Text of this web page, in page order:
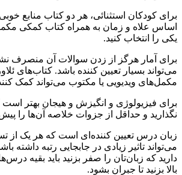
برای کودکان استثنائی، هر دو کتاب منابع
اساس علاه و زمان به همراه کتاب کمکی
یکی را انتخاب کنید.
برای آمار هرگز از زدن سوالات آن منصرف
می‌تواند بسیار تعیین کننده باشد. کتاب‌های
مکمل‌های ویدیویی یا مکتوب می‌تواند کمک
برای فیزیولوژی و انگیزش و هیجان بهتر است
نگذارید و حداقل از جزوات خلاصه آن‌ها را پیش
زبان درس تعیین کننده‌ای است که هر یک از
می‌تواند تاثیر زیادی در جابجایی رتبه داشته
دارید که زبان‌تان را صفر بزنید باید بقیه
بالا بزنید تا جبران بشود.